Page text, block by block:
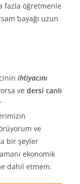
fazla öğretmenle
bayağı uzun
ihtiyacını
ve dersi canlı
ve
bir şeyler
ekonomik
dahil etmem.